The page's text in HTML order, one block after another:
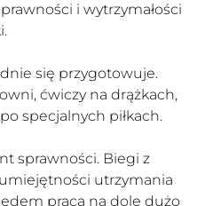
i wytrzymałości
się przygotowuje.
ćwiczy na drążkach,
specjalnych piłkach.
sprawności. Biegi z
utrzymania
praca na dole dużo